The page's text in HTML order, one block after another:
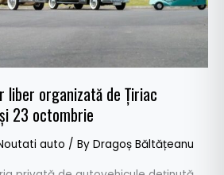
liber organizată de Țiriac
23 octombrie
auto / By Dragoș Băltățeanu